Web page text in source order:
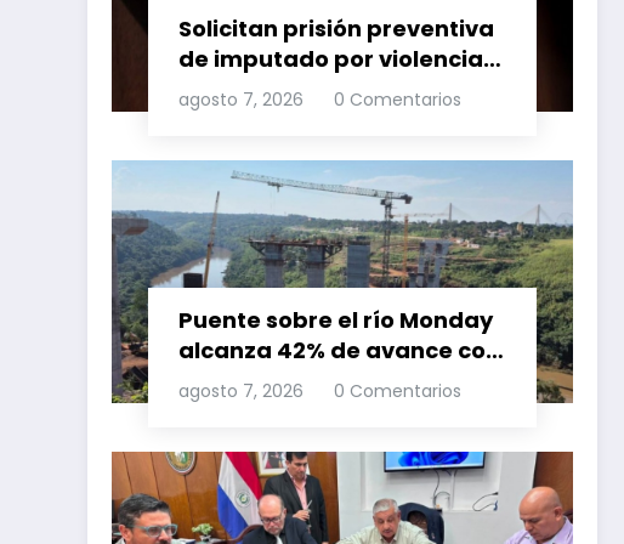
Solicitan prisión preventiva
de imputado por violencia
familia
agosto 7, 2026 0 Comentarios
Puente sobre el río Monday
alcanza 42% de avance con
trabajos continuos
agosto 7, 2026 0 Comentarios